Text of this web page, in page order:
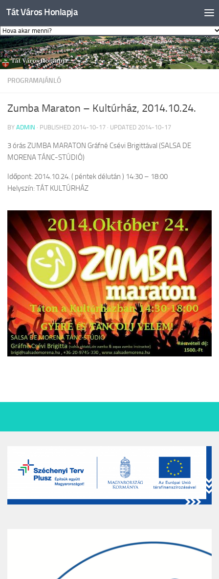
Skip to content
Tát Város Honlapja
PROGRAMAJÁNLÓ
Zumba Maraton – Kultúrház, 2014.10.24.
BY ADMIN · PUBLISHED 2014-10-17 · UPDATED 2014-10-17
3 órás ZUMBA MARATON Gráfné Csévi Brigittával (SALSA DE
MORENA TÁNC-STÚDIÓ)
Időpont: 2014.10.24. ( péntek délután ) 14:30 – 18:00
Helyszín: TÁT KULTÚRHÁZ